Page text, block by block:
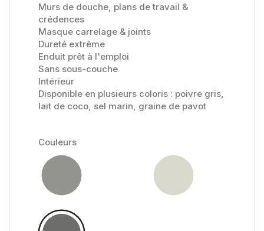
Murs de douche, plans de travail &
crédences
Masque carrelage & joints
Dureté extrême
Enduit prêt à l'emploi
Sans sous-couche
Intérieur
Disponible en plusieurs coloris : poivre gris,
lait de coco, sel marin, graine de pavot
Couleurs